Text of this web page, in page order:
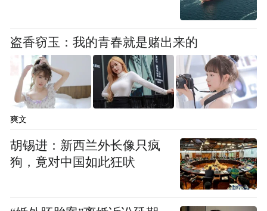
盗香窃玉：我的青春就是赌出来的
爽文
胡锡进：新西兰外长像只疯
狗，竟对中国如此狂吠